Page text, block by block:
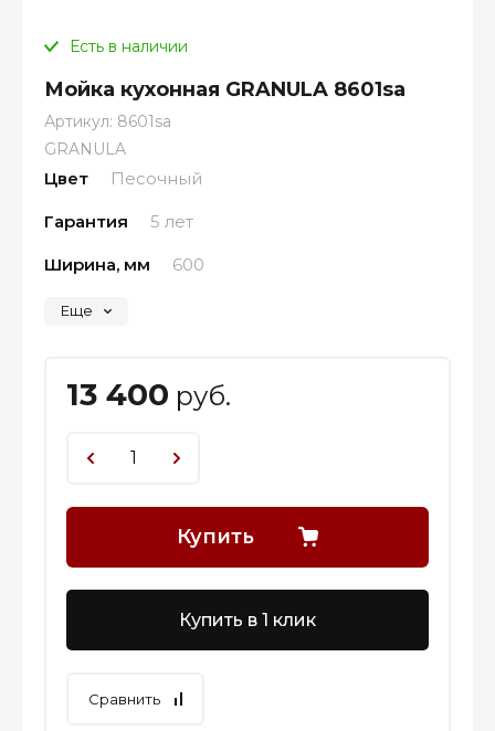
Есть в наличии
Мойка кухонная GRANULA 8601sa
Артикул: 8601sa
GRANULA
Цвет Песочный
Гарантия 5 лет
Ширина, мм 600
Еще
13 400 руб.
Купить
Купить в 1 клик
Сравнить